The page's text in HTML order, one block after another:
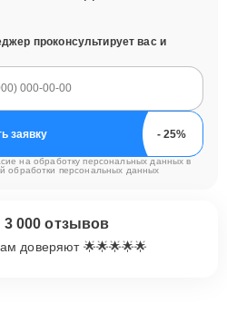
проконсультирует вас и
Отправить заявку
на обработку персональных данных в
обработки персональных данных
3 000 отзывов
доверяют 🌟🌟🌟🌟🌟